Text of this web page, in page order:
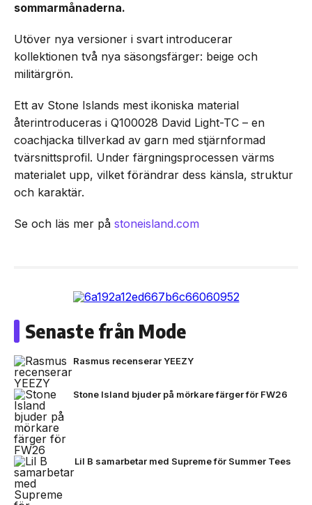
sommarmånaderna.
Utöver nya versioner i svart introducerar
kollektionen två nya säsongsfärger: beige och
militärgrön.
Ett av Stone Islands mest ikoniska material
återintroduceras i Q100028 David Light-TC – en
coachjacka tillverkad av garn med stjärnformad
tvärsnittsprofil. Under färgningsprocessen värms
materialet upp, vilket förändrar dess känsla, struktur
och karaktär.
Se och läs mer på stoneisland.com
Senaste från Mode
Rasmus recenserar YEEZY
Stone Island bjuder på mörkare färger för FW26
Lil B samarbetar med Supreme för Summer Tees